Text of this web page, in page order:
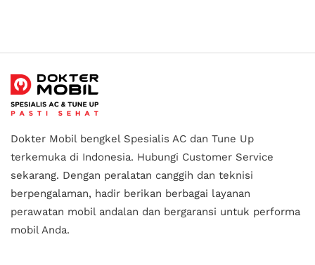
Dokter Mobil bengkel Spesialis AC dan Tune Up
terkemuka di Indonesia. Hubungi Customer Service
sekarang. Dengan peralatan canggih dan teknisi
berpengalaman, hadir berikan berbagai layanan
perawatan mobil andalan dan bergaransi untuk performa
mobil Anda.